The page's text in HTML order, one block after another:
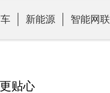
新能源 智能网联
贴心